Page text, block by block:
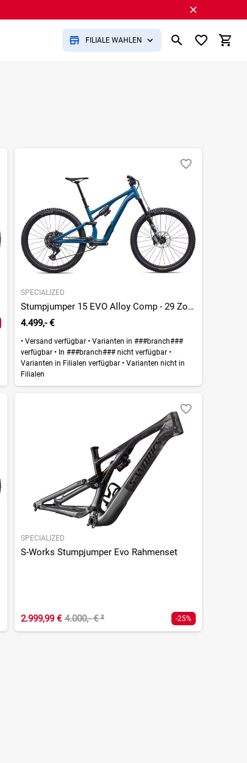
FILIALE WÄHLEN
SPECIALIZED
Stumpjumper 15 EVO Alloy Comp - 29 Zoll - Fully - 2026
4.499,- €
•Versand verfügbar •Varianten in ###branch###
verfügbar •In ###branch### nicht verfügbar •
Varianten in Filialen verfügbar •Varianten nicht in
Filialen
SPECIALIZED
S-Works Stumpjumper Evo Rahmenset
2.999,99 € 4.000,- €² -25%